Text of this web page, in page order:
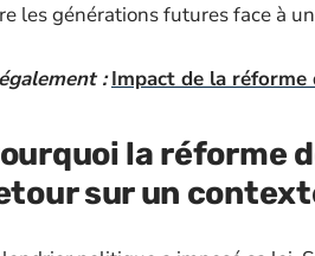
les générations futures face à
: Impact de la
la réforme
sur un